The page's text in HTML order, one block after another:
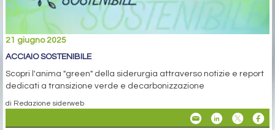
21 giugno 2025
ACCIAIO SOSTENIBILE
Scopri l'anima "green" della siderurgia attraverso notizie e report
dedicati a transizione verde e decarbonizzazione
di Redazione siderweb